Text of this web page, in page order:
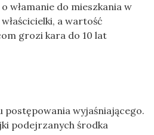
włamanie do mieszkania w
a wartość
grozi kara do 10 lat
postępowania wyjaśniającego.
podejrzanych środka